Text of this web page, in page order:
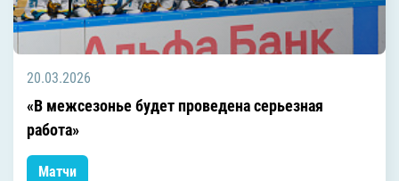
20.03.2026
«В межсезонье будет проведена серьезная
работа»
Матчи